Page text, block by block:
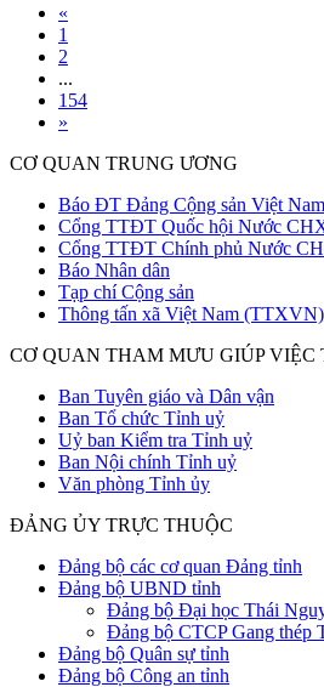
«
1
2
...
154
»
CƠ QUAN TRUNG ƯƠNG
Báo ĐT Đảng Cộng sản Việt Nam
Cổng TTĐT Quốc hội Nước
Cổng TTĐT Chính phủ Nước
Báo Nhân dân
Tạp chí Cộng sản
Thông tấn xã Việt Nam (TTXVN)
CƠ QUAN THAM MƯU GIÚP VIỆC
Ban Tuyên giáo và Dân vận
Ban Tổ chức Tỉnh uỷ
Uỷ ban Kiểm tra Tỉnh uỷ
Ban Nội chính Tỉnh uỷ
Văn phòng Tỉnh ủy
ĐẢNG ỦY TRỰC THUỘC
Đảng bộ các cơ quan Đảng tỉnh
Đảng bộ UBND tỉnh
Đảng bộ Đại học Thái
Đảng bộ CTCP Gang thép
Đảng bộ Quân sự tỉnh
Đảng bộ Công an tỉnh